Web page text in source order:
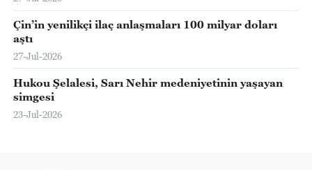
Çin’in yenilikçi ilaç anlaşmaları 100 milyar doları
aştı
27-Jul-2026
Hukou Şelalesi, Sarı Nehir medeniyetinin yaşayan
simgesi
23-Jul-2026